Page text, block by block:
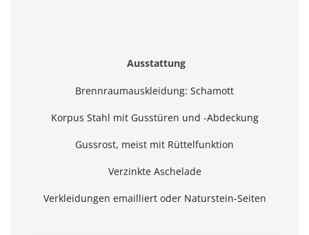
Ausstattung
Brennraumauskleidung: Schamott
Korpus Stahl mit Gusstüren und -Abdeckung
Gussrost, meist mit Rüttelfunktion
Verzinkte Aschelade
Verkleidungen emailliert oder Naturstein-Seiten